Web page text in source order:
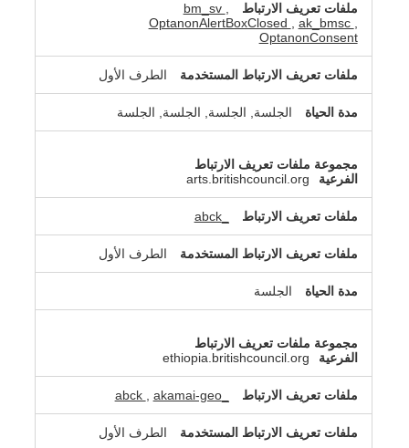
bm_sv
OptanonAlertBoxClosed
ak_bmsc
OptanonConsent
الطرف الأول
الجلسة, الجلسة, الجلسة, الجلسة
arts.britishcouncil.org
_abck
الطرف الأول
الجلسة
ethiopia.britishcouncil.org
_abck
akamai-geo
الطرف الأول